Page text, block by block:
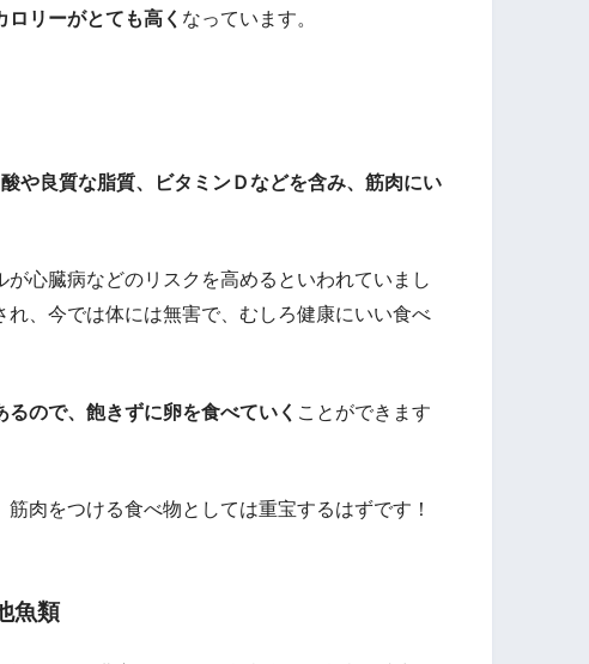
リーがとても高く なっています。
や良質な脂質、ビタミンＤなどを含み、 筋肉にい
心臓病などのリスクを高めるといわれていまし
、今では体には無害で、むしろ健康にいい食べ
ので、飽きずに卵を食べていく ことができます
肉をつける食べ物としては重宝するはずです！
魚類